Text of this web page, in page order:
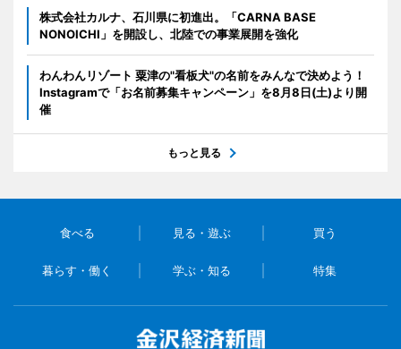
株式会社カルナ、石川県に初進出。「CARNA BASE
NONOICHI」を開設し、北陸での事業展開を強化
わんわんリゾート 粟津の"看板犬"の名前をみんなで決めよう！
Instagramで「お名前募集キャンペーン」を8月8日(土)より開
催
もっと見る
食べる 見る・遊ぶ 買う
暮らす・働く 学ぶ・知る 特集